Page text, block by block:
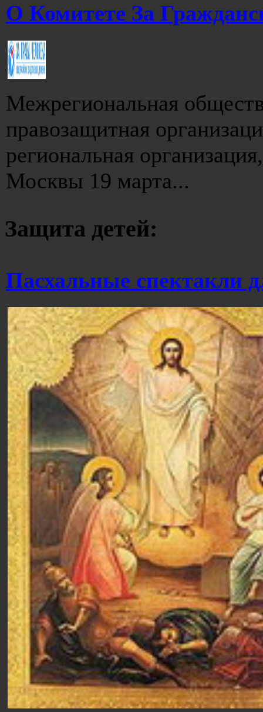
О Комитете За
Межрегиональная
правозащитная
региональная
Москвы 19 марта...
Защита детей:
Пасхальные спектакли